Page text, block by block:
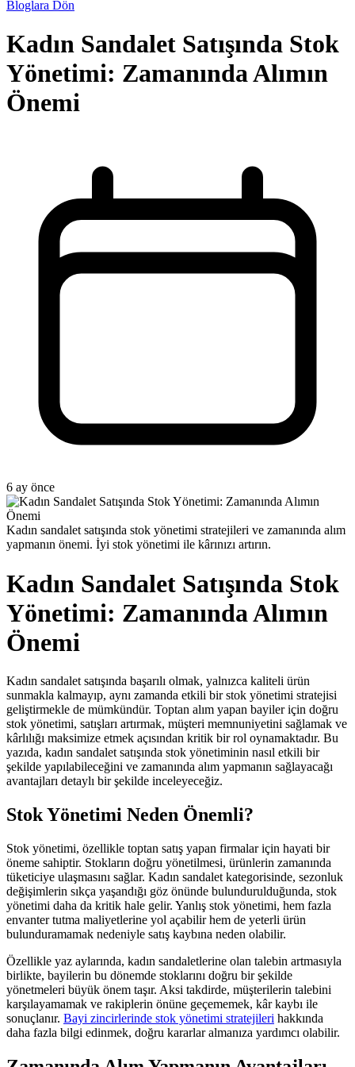
Bloglara Dön
Kadın Sandalet Satışında Stok
Yönetimi: Zamanında Alımın
Önemi
6 ay önce
Kadın sandalet satışında stok yönetimi stratejileri ve zamanında alım
yapmanın önemi. İyi stok yönetimi ile kârınızı artırın.
Kadın Sandalet Satışında Stok
Yönetimi: Zamanında Alımın
Önemi
Kadın sandalet satışında başarılı olmak, yalnızca kaliteli ürün
sunmakla kalmayıp, aynı zamanda etkili bir stok yönetimi stratejisi
geliştirmekle de mümkündür. Toptan alım yapan bayiler için doğru
stok yönetimi, satışları artırmak, müşteri memnuniyetini sağlamak ve
kârlılığı maksimize etmek açısından kritik bir rol oynamaktadır. Bu
yazıda, kadın sandalet satışında stok yönetiminin nasıl etkili bir
şekilde yapılabileceğini ve zamanında alım yapmanın sağlayacağı
avantajları detaylı bir şekilde inceleyeceğiz.
Stok Yönetimi Neden Önemli?
Stok yönetimi, özellikle toptan satış yapan firmalar için hayati bir
öneme sahiptir. Stokların doğru yönetilmesi, ürünlerin zamanında
tüketiciye ulaşmasını sağlar. Kadın sandalet kategorisinde, sezonluk
değişimlerin sıkça yaşandığı göz önünde bulundurulduğunda, stok
yönetimi daha da kritik hale gelir. Yanlış stok yönetimi, hem fazla
envanter tutma maliyetlerine yol açabilir hem de yeterli ürün
bulunduramamak nedeniyle satış kaybına neden olabilir.
Özellikle yaz aylarında, kadın sandaletlerine olan talebin artmasıyla
birlikte, bayilerin bu dönemde stoklarını doğru bir şekilde
yönetmeleri büyük önem taşır. Aksi takdirde, müşterilerin talebini
karşılayamamak ve rakiplerin önüne geçememek, kâr kaybı ile
sonuçlanır. Bayi zincirlerinde stok yönetimi stratejileri hakkında
daha fazla bilgi edinmek, doğru kararlar almanıza yardımcı olabilir.